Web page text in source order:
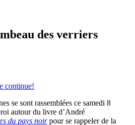
des verriers
se sont rassemblées ce samedi 8
autour du livre d’André
du pays noirpour se rappeler de la